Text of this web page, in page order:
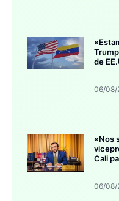
de
06/08/
«Nos
Cali
06/08/